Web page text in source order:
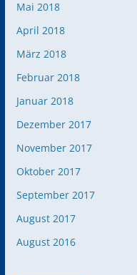
Mai 2018
April 2018
März 2018
Februar 2018
Januar 2018
Dezember 2017
November 2017
Oktober 2017
September 2017
August 2017
August 2016